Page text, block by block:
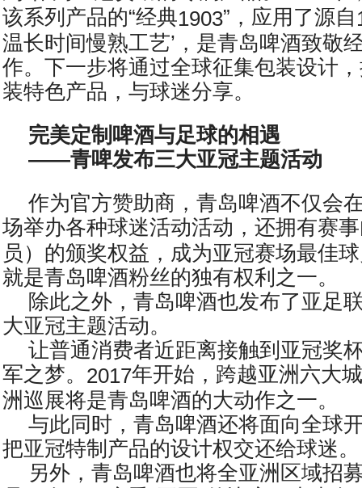
该系列产品的“经典1903”，应用了源自
温长时间慢熟工艺’，是青岛啤酒致敬
作。下一步将通过全球征集包装设计
装特色产品，与球迷分享。
完美定制啤酒与足球的相遇
——青啤发布三大亚冠主题活动
作为官方赞助商，青岛啤酒不仅会
场举办各种球迷活动活动，还拥有赛事
员）的颁奖权益，成为亚冠赛场最佳
就是青岛啤酒粉丝的独有权利之一。
除此之外，青岛啤酒也发布了亚足
大亚冠主题活动。
让普通消费者近距离接触到亚冠奖
军之梦。 2017年开始，跨越亚洲六大
洲巡展将是青岛啤酒的大动作之一。
与此同时，青岛啤酒还将面向全球
把亚冠特制产品的设计权交还给球迷。
另外，青岛啤酒也将全亚洲区域招